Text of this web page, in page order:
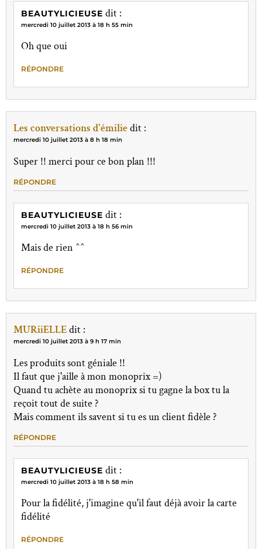
BEAUTYLICIEUSE dit :
mercredi 10 juillet 2013 à 18 h 55 min
Oh que oui
RÉPONDRE
Les conversations d'émiliedit :
mercredi 10 juillet 2013 à 8 h 18 min
Super !! merci pour ce bon plan !!!
RÉPONDRE
BEAUTYLICIEUSE dit :
mercredi 10 juillet 2013 à 18 h 56 min
Mais de rien ^^
RÉPONDRE
MURiiELLEdit :
mercredi 10 juillet 2013 à 9 h 17 min
Les produits sont géniale !!
Il faut que j'aille à mon monoprix =)
Quand tu achète au monoprix si tu gagne la box tu la
reçoit tout de suite ?
Mais comment ils savent si tu es un client fidèle ?
RÉPONDRE
BEAUTYLICIEUSE dit :
mercredi 10 juillet 2013 à 18 h 58 min
Pour la fidélité, j'imagine qu'il faut déjà avoir la carte
fidélité
RÉPONDRE